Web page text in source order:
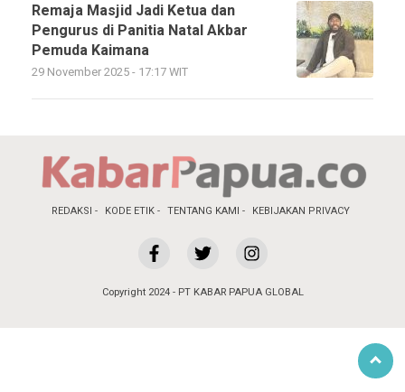
Remaja Masjid Jadi Ketua dan
Pengurus di Panitia Natal Akbar
Pemuda Kaimana
29 November 2025 - 17:17 WIT
REDAKSI KODE ETIK TENTANG KAMI KEBIJAKAN PRIVACY
Copyright 2024 - PT KABAR PAPUA GLOBAL